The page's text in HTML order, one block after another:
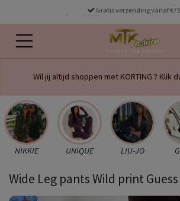
voor 16.00 uur besteld dezelfde dag
Gratis verzending vanaf €75
Wil jij altijd shoppen met KORTING ? Klik
NIKKIE UNIQUE LIU-JO
Wide Leg pants Wild print